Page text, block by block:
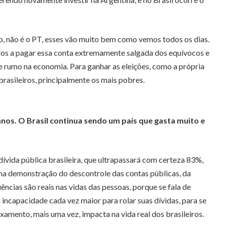
é o PT, esses vão muito bem como vemos todos os dias.
a pagar essa conta extremamente salgada dos equívocos e
na economia. Para ganhar as eleições, como a própria
principalmente os mais pobres.
O Brasil continua sendo um país que gasta muito e
pública brasileira, que ultrapassará com certeza 83%,
demonstração do descontrole das contas públicas, da
são reais nas vidas das pessoas, porque se fala de
cada vez maior para rolar suas dívidas, para se
mais uma vez, impacta na vida real dos brasileiros.